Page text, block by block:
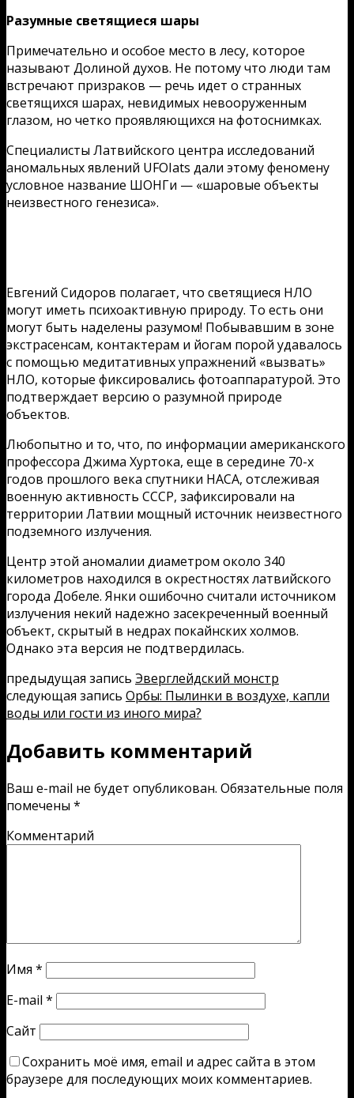
Разумные светящиеся шары
Примечательно и особое место в лесу, которое
называют Долиной духов. Не потому что люди там
встречают призраков — речь идет о странных
светящихся шарах, невидимых невооруженным
глазом, но четко проявляющихся на фотоснимках.
Специалисты Латвийского центра исследований
аномальных явлений UFOIats дали этому феномену
условное название ШОНГи — «шаровые объекты
неизвестного генезиса».
Евгений Сидоров полагает, что светящиеся НЛО
могут иметь психоактивную природу. То есть они
могут быть наделены разумом! Побывавшим в зоне
экстрасенсам, контактерам и йогам порой удавалось
с помощью медитативных упражнений «вызвать»
НЛО, которые фиксировались фотоаппаратурой. Это
подтверждает версию о разумной природе
объектов.
Любопытно и то, что, по информации американского
профессора Джима Хуртока, еще в середине 70-х
годов прошлого века спутники НАСА, отслеживая
военную активность СССР, зафиксировали на
территории Латвии мощный источник неизвестного
подземного излучения.
Центр этой аномалии диаметром около 340
километров находился в окрестностях латвийского
города Добеле. Янки ошибочно считали источником
излучения некий надежно засекреченный военный
объект, скрытый в недрах покайнских холмов.
Однако эта версия не подтвердилась.
предыдущая запись Эверглейдский монстр
следующая запись Орбы: Пылинки в воздухе, капли
воды или гости из иного мира?
Добавить комментарий
Ваш e-mail не будет опубликован. Обязательные поля
помечены *
Комментарий
Имя *
E-mail *
Сайт
Сохранить моё имя, email и адрес сайта в этом
браузере для последующих моих комментариев.